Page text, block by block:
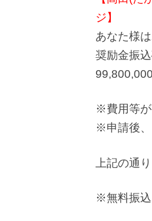
ジ】
あなた様
奨励金振
※費用等が
※申請後、
上記の通
※無料振込